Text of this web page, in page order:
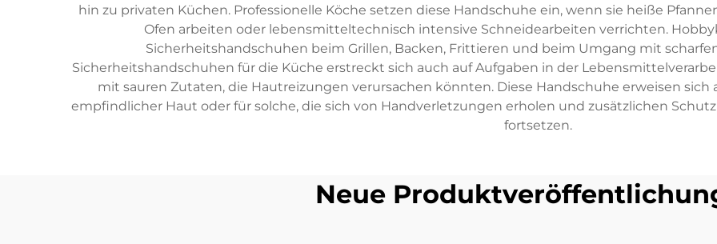
hin zu privaten Küchen. Professionelle Köche setzen diese Handschuhe ein, wenn sie heiße
Ofen arbeiten oder lebensmitteltechnisch intensive Schneidearbeiten verrichten.
Sicherheitshandschuhen beim Grillen, Backen, Frittieren und beim Umgang mit
Sicherheitshandschuhen für die Küche erstreckt sich auch auf Aufgaben in der
mit sauren Zutaten, die Hautreizungen verursachen könnten. Diese Handschuhe erweisen
empfindlicher Haut oder für solche, die sich von Handverletzungen erholen und zusätzlichen
fortsetzen.
Neue